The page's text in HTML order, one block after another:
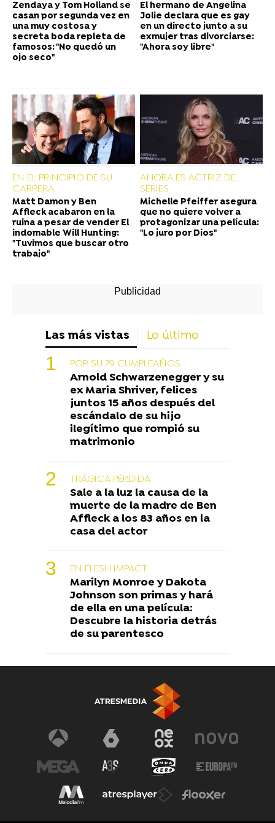
Zendaya y Tom Holland se
casan por segunda vez en
una muy costosa y
secreta boda repleta de
famosos: "No quedó un
ojo seco"
El hermano de Angelina
Jolie declara que es gay
en un directo junto a su
exmujer tras divorciarse:
"Ahora soy libre"
EN EL PRINCIPIO DE SU
CARRERA
Matt Damon y Ben
Affleck acabaron en la
ruina a pesar de vender El
indomable Will Hunting:
"Tuvimos que buscar otro
trabajo"
AHORA ES ACTRIZ DE
SERIES
Michelle Pfeiffer asegura
que no quiere volver a
protagonizar una película:
"Lo juro por Dios"
Las más vistas Lo último
POR SU 79 CUMPLEAÑOS
Arnold Schwarzenegger y su
ex Maria Shriver, felices
juntos 15 años después del
escándalo de su hijo
ilegítimo que rompió su
matrimonio
TRÁGICA PÉRDIDA
Sale a la luz la causa de la
muerte de la madre de Ben
Affleck a los 83 años en la
casa del actor
EN FLESH IMPACT
Marilyn Monroe y Dakota
Johnson son primas y hará
de ella en una película:
Descubre la historia detrás
de su parentesco